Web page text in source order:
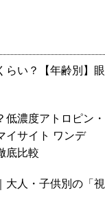
らい？【年齢別】眼
濃度アトロピン・
イサイト ワンデ
底比較
大人・子供別の「視